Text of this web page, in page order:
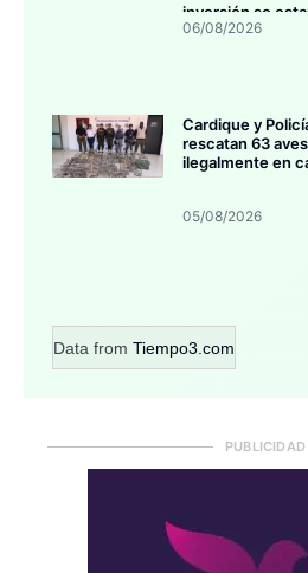
inversión se
06/08/2026
Cardique y
rescatan 63
ilegalmente en
05/08/2026
Data from Tiempo3.com
PUBLICIDAD